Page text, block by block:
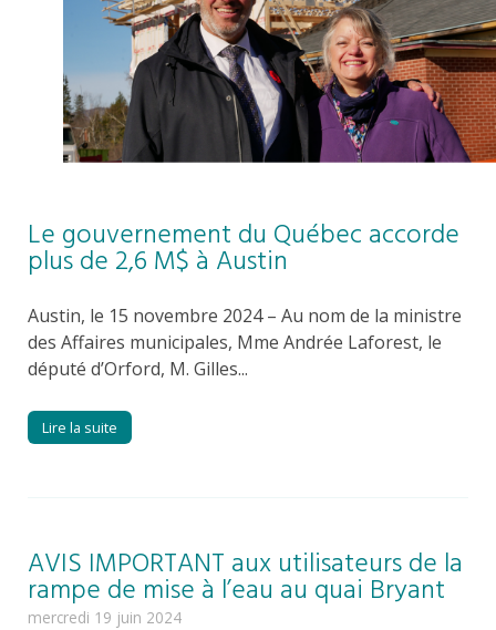
Le gouvernement du Québec accorde
plus de 2,6 M$ à Austin
Austin, le 15 novembre 2024 – Au nom de la ministre
des Affaires municipales, Mme Andrée Laforest, le
député d’Orford, M. Gilles...
Lire la suite
AVIS IMPORTANT aux utilisateurs de la
rampe de mise à l’eau au quai Bryant
mercredi 19 juin 2024